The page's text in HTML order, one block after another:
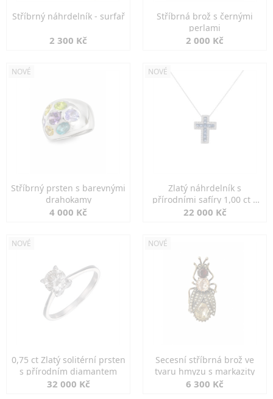
Stříbrný náhrdelník - surfař
2 300 Kč
Stříbrná brož s černými
perlami
2 000 Kč
NOVÉ
Stříbrný prsten s barevnými
drahokamy
4 000 Kč
NOVÉ
Zlatý náhrdelník s
přírodními safíry 1,00 ct a
diamanty
22 000 Kč
NOVÉ
0,75 ct Zlatý solitérní prsten
s přírodním diamantem
32 000 Kč
NOVÉ
Secesní stříbrná brož ve
tvaru hmyzu s markazity
6 300 Kč